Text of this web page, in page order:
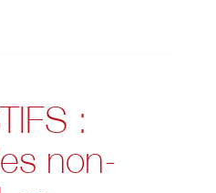
:
non-